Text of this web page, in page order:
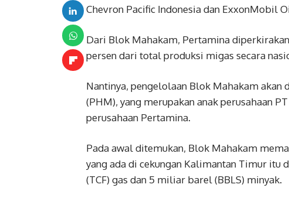
Chevron Pacific Indonesia dan ExxonMobil
Dari Blok Mahakam, Pertamina
persen dari total produksi migas secara
Nantinya, pengelolaan Blok Mahakam
(PHM), yang merupakan anak perusahaan
perusahaan Pertamina.
Pada awal ditemukan, Blok Mahakam
yang ada di cekungan Kalimantan Timur
(TCF) gas dan 5 miliar barel (BBLS) minyak.